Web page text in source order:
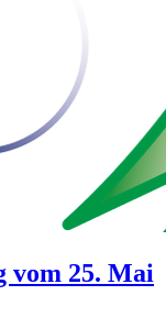
vom 25. Mai